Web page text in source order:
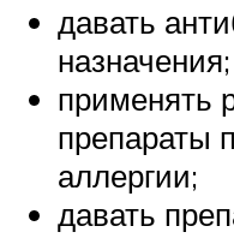
давать
назначения;
применять
препараты
аллергии;
давать